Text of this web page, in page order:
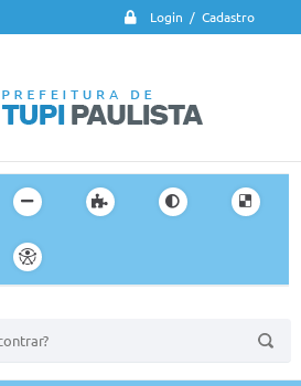
Login / Cadastro